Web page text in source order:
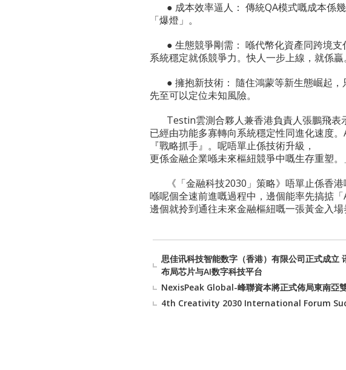
● 成本效率逼人： 傳統QA模式嘅成本係
「爆燈」。
● 生態競爭剛需： 喺代幣化資產同跨境支
系統穩定就係競爭力。快人一步上線，就係贏。
● 擁抱新技術： 隨住鴻蒙等新生態崛起
先至可以定位未知風險。
Testin雲測合夥人兼香港負責人張鵬飛表
已經由功能多寡轉向系統穩定性同進化速度
『戰略抓手』。呢唔單止係技術升級，
更係金融企業喺未來樞紐競爭中嘅生存重塑。
《「金融科技2030」策略》唔單止係香
喺呢個全速前進嘅過程中，邊個能率先搞掂「
邊個就拎到通往未來金融樞紐嘅一張黃金入場
思佳讯科技智能数字（香港）有限公司正式成立
布局芯片与AI数字科技平台
NexisPeak Global-峰聯資本將正式佈局東南亞
4th Creativity 2030 International Forum